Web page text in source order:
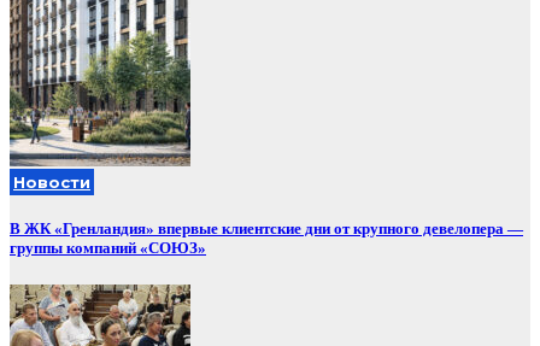
Новости
В ЖК «Гренландия» впервые клиентские дни от крупного девелопера —
группы компаний «СОЮЗ»